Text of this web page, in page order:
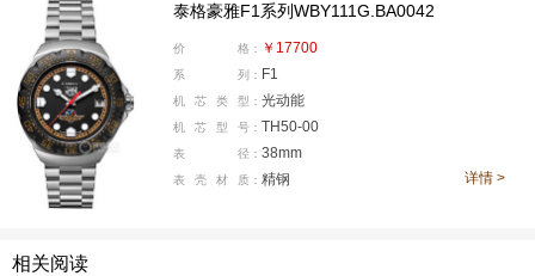
表背镌刻印第500大奖赛标志和砖块图案，以此致敬1
909年最初铺设的赛道及其昵称“砖厂”。表壳内置TH50-00
后，可提供10个月长效续航。电池寿命长达15年，经久耐
泰格豪雅F1系列WBY111G.BA0042
价 格： ￥17700
系 列： F1
机 芯 类 型： 光动能
机 芯 型 号： TH50-00
表 径： 38mm
表 壳 材 质： 精钢 详情 >
相关阅读